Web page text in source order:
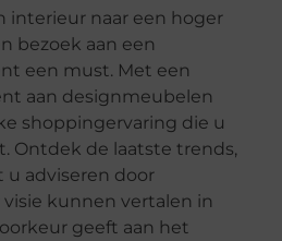
interieur naar een hoger
bezoek aan een
een must. Met een
aan designmeubelen
shoppingervaring die u
Ontdek de laatste trends,
u adviseren door
kunnen vertalen in
geeft aan het